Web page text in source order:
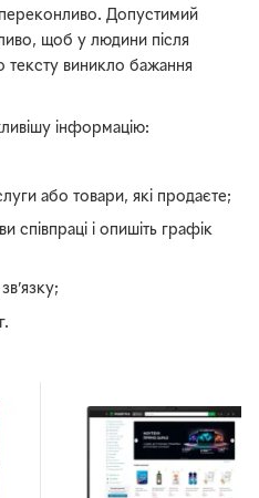
переконливо. Допустимий
щоб у людини після
тексту виникло бажання
інформацію:
або товари, які продаєте;
і опишіть графік